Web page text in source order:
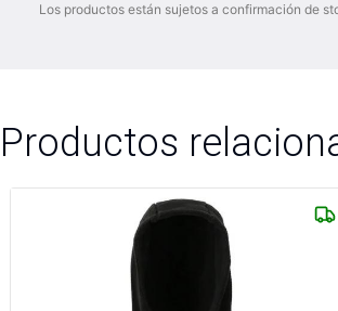
Los productos están sujetos a confirmación de
Productos